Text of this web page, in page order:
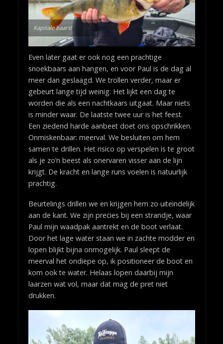
Kapitale baars!
Even later gaat er ook nog een prachtige
snoekbaars aan hangen, en voor Paul is de dag al
meer dan geslaagd. We trollen verder, maar er
gebeurt lange tijd weinig. Het lijkt een dag te
worden die als een nachtkaars uitgaat. Maar niets
is minder waar. De laatste twee uur is het feest.
Een ziedend harde aanbeet doet ons opschrikken.
Onmiskenbaar: meerval. We besluiten om hem
samen te drillen. Het risico op verspelen is te groot
als je zo’n beest als onervaren visser aan de lijn
krijgt. De kracht en lange runs voelen is natuurlijk
prachtig.
Beurtelings drillen we en krijgen hem zo uiteindelijk
aan de kant. We zijn precies bij een strandje, waar
Paul mijn waadpak aantrekt en de boot verlaat.
Door het lage water staan we in zachte modder en
lopen blijkt bijna onmogelijk. Paul sleept de
meerval het ondiepe op, ik positioneer de boot en
kom ook te water. Helaas lopen daarbij mijn
laarzen wat vol, maar dat mag de pret niet
drukken.